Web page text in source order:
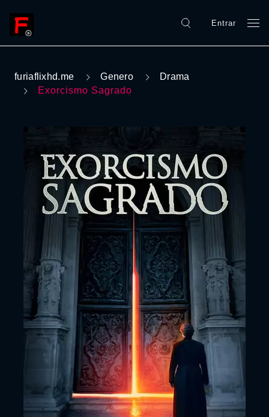
Entrar
furiaflixhd.me Genero
Drama
Exorcismo Sagrado